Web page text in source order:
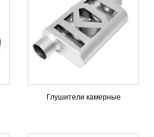
Глушители камерные